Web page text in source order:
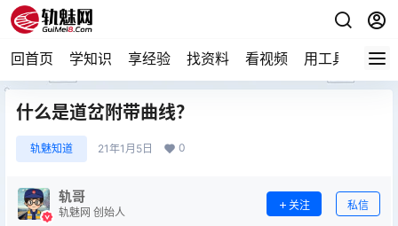
回首页 学知识 享经验 找资料 看视频 用工具 论技
什么是道岔附带曲线？
轨魅知道 21年1月5日 0
轨哥
轨魅网 创始人
关注 私信